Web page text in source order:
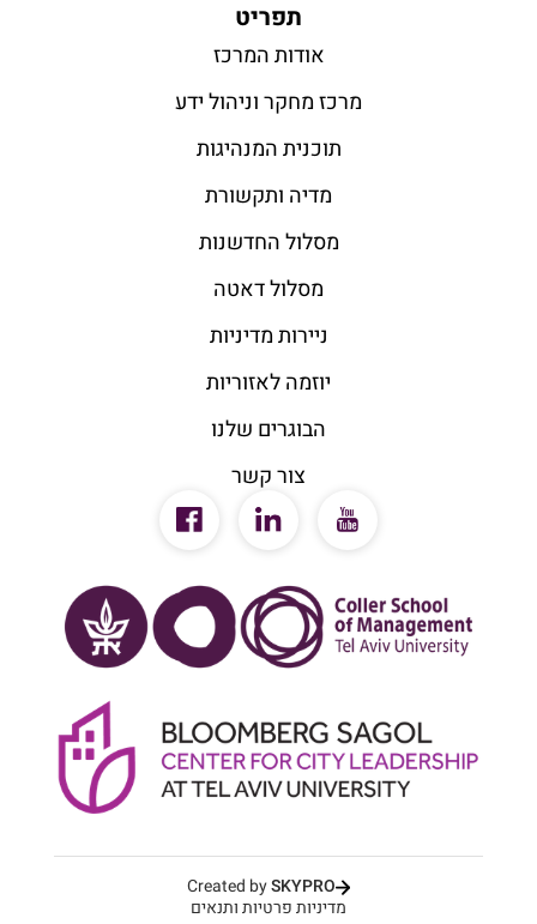
תפריט
אודות המרכז
מרכז מחקר וניהול ידע
תוכנית המנהיגות
מדיה ותקשורת
מסלול החדשנות
מסלול דאטה
ניירות מדיניות
יוזמה לאזוריות
הבוגרים שלנו
צור קשר
Created bySKYPRO
מדיניות פרטיות ותנאים